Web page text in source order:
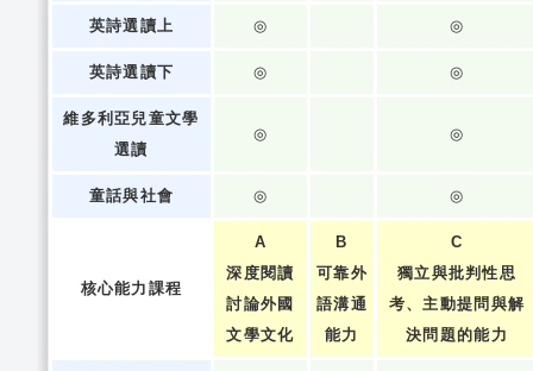
英詩選讀上 ◎ ◎
英詩選讀下 ◎ ◎
維多利亞兒童文學
選讀
◎ ◎
童話與社會 ◎ ◎
核心能力課程
A
深度閱讀
討論外國
文學文化
B
可靠外
語溝通
能力
C
獨立與批判性思
考、主動提問與解
決問題的能力